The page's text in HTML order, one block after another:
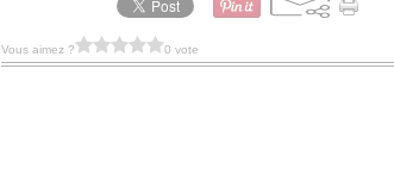
Vous aimez ? 0 vote